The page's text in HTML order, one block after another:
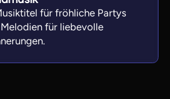
für fröhliche Partys
für liebevolle